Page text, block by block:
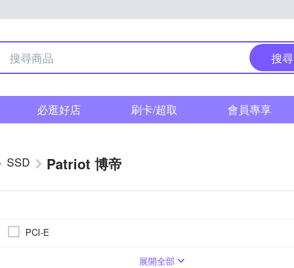
搜尋
必逛好店 刷卡/超取 會員專享
SSD Patriot 博帝
PCI-E
展開全部